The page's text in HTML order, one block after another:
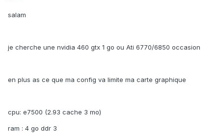
salam
je cherche une nvidia 460 gtx 1 go ou Ati 6770/6850 occasion
en plus as ce que ma config va limite ma carte graphique
cpu: e7500 (2.93 cache 3 mo)
ram : 4 go ddr 3